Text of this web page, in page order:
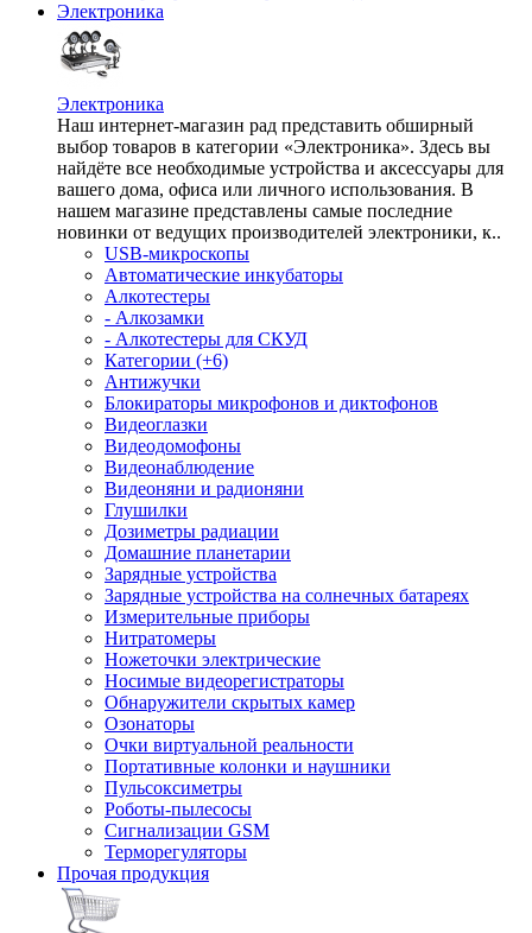
Электроника
Электроника
Наш интернет-магазин рад представить обширный
выбор товаров в категории «Электроника». Здесь вы
найдёте все необходимые устройства и аксессуары для
вашего дома, офиса или личного использования. В
нашем магазине представлены самые последние
новинки от ведущих производителей электроники, к..
USB-микроскопы
Автоматические инкубаторы
Алкотестеры
- Алкозамки
- Алкотестеры для СКУД
Категории (+6)
Антижучки
Блокираторы микрофонов и диктофонов
Видеоглазки
Видеодомофоны
Видеонаблюдение
Видеоняни и радионяни
Глушилки
Дозиметры радиации
Домашние планетарии
Зарядные устройства
Зарядные устройства на солнечных батареях
Измерительные приборы
Нитратомеры
Ножеточки электрические
Носимые видеорегистраторы
Обнаружители скрытых камер
Озонаторы
Очки виртуальной реальности
Портативные колонки и наушники
Пульсоксиметры
Роботы-пылесосы
Сигнализации GSM
Терморегуляторы
Прочая продукция